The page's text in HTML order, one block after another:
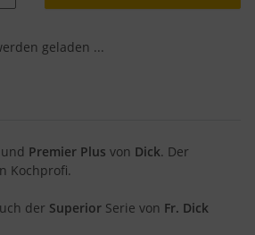
geladen ...
und Premier Plus von Dick. Der
Kochprofi.
der Superior Serie von Fr. Dick